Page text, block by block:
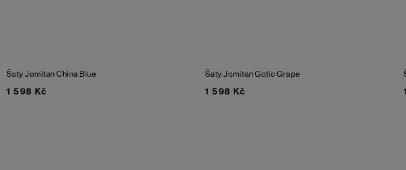
Šaty JomitanChina Blue
1 598 Kč
Šaty JomitanGotic Grape
1 598 Kč